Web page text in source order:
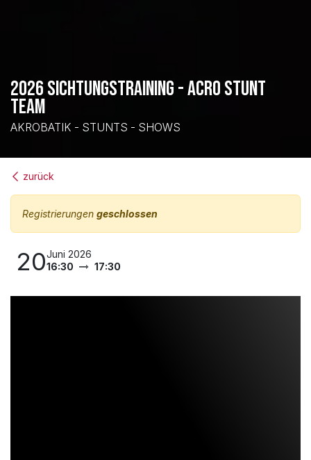
2026 SICHTUNGSTRAINING - ACRO STUNT
TEAM
AKROBATIK - STUNTS - SHOWS
zurück
Registrierungen geschlossen
20Juni 2026
16:30
17:30